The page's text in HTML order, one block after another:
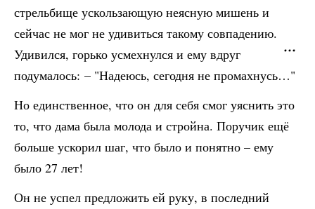
стрельбище ускользающую неясную мишень и
сейчас не мог не удивиться такому совпадению.
Удивился, горько усмехнулся и ему вдруг
подумалось: – "Надеюсь, сегодня не промахнусь…"
Но единственное, что он для себя смог уяснить это
то, что дама была молода и стройна. Поручик ещё
больше ускорил шаг, что было и понятно – ему
было 27 лет!
Он не успел предложить ей руку, в последний